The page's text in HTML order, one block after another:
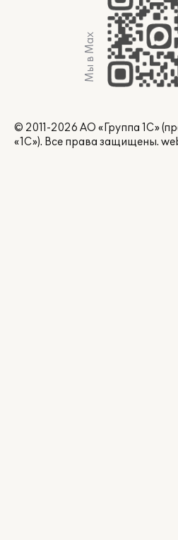
Мы в Max
© 2011-2026 АО «Группа 1С»
«1С»). Все права защищены.